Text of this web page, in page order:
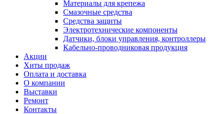
Материалы для крепежа
Смазочные средства
Средства защиты
Электротехнические компоненты
Датчики, блоки управления, контроллеры
Кабельно-проводниковая продукция
Акции
Хиты продаж
Оплата и доставка
О компании
Выставки
Ремонт
Контакты